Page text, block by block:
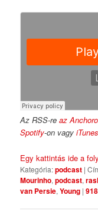
Az RSS-reaz
Spotify-on vagy
Egy kattintás ide a
Kategória:podcast |
Mourinho,podcast,
van Persie,Young |